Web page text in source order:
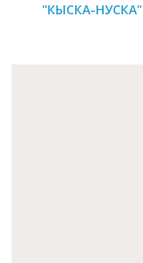
"КЫСКА-НУСКА"